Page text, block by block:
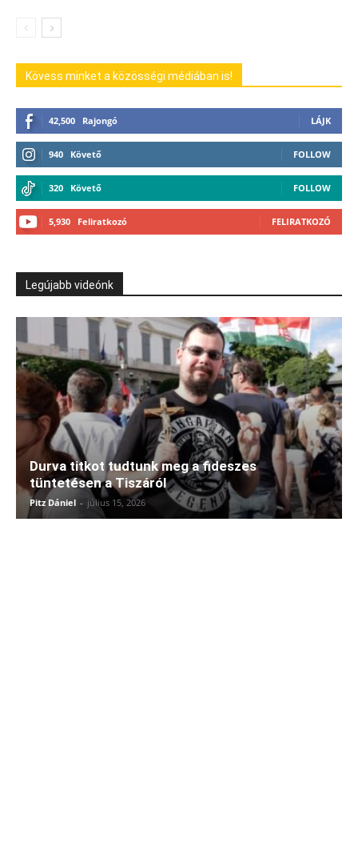
Kövess minket a közösségi médiában is!
42,500 Rajongó LÁJK
940 Követő FOLLOW
320 Követő FOLLOW
5,930 Feliratkozó FELIRATKOZÓ
Legújabb videónk
Durva titkot tudtunk meg a fideszes
tüntetésen a Tiszáról
Pitz Dániel - július 15, 2026